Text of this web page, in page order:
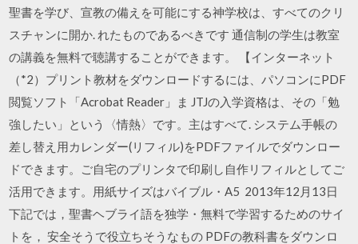
聖書を学び、宣教の備えを可能にする神学校は、すべてのクリ
スチャンに開か. れたものであるべきです 通信制の学生は教室
の講義を無料で聴講することができます。 【インターネット
（*2）プリント教材をダウンロードするには、パソコンにPDF
閲覧ソフト「Acrobat Reader」ま JTJの入学資格は、その「勉
強したい」という〈情熱〉です。主はすべて. システム手帳の
差し替え用カレンダー(リフィル)をPDFファイルでダウンロー
ドできます。ご自宅のプリンタで印刷し自作リフィルとしてご
活用できます。用紙サイズはバイブル・A5 2013年12月13日
下記では，聖書ヘブライ語を独学・無料で学習するためのサイ
トを， 安全そうで役立ちそうなもの PDFの教科書をダウンロ